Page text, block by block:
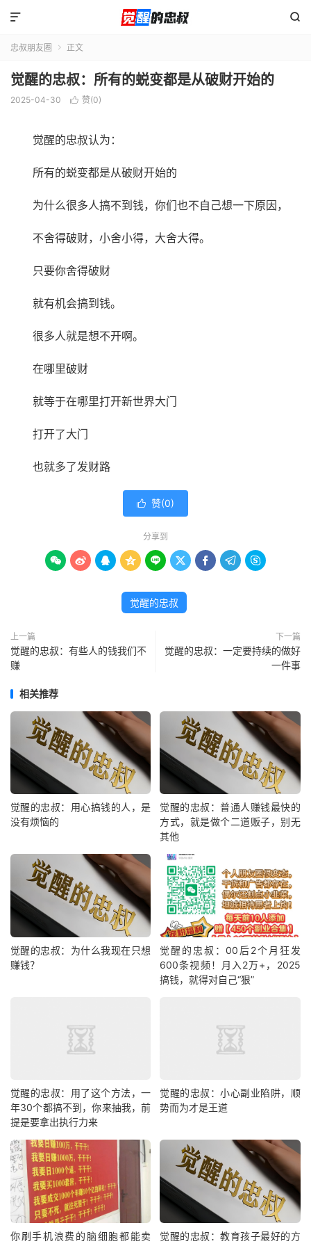


忠叔朋友圈  正文
觉醒的忠叔：所有的蜕变都是从破财开始的
2025-04-30  赞(0)
觉醒的忠叔认为：
所有的蜕变都是从破财开始的
为什么很多人搞不到钱，你们也不自己想一下原因，
不舍得破财，小舍小得，大舍大得。
只要你舍得破财
就有机会搞到钱。
很多人就是想不开啊。
在哪里破财
就等于在哪里打开新世界大门
打开了大门
也就多了发财路
 赞(0)
分享到
        
觉醒的忠叔
上一篇
觉醒的忠叔：有些人的钱我们不
赚
下一篇
觉醒的忠叔：一定要持续的做好
一件事
相关推荐
觉醒的忠叔：用心搞钱的人，是
没有烦恼的
觉醒的忠叔：普通人赚钱最快的
方式，就是做个二道贩子，别无
其他
觉醒的忠叔：为什么我现在只想
赚钱？
觉醒的忠叔：00后2个月狂发
600条视频！月入2万+，2025
搞钱，就得对自己“狠”
觉醒的忠叔：用了这个方法，一
年30个都搞不到，你来抽我，前
提是要拿出执行力来
觉醒的忠叔：小心副业陷阱，顺
势而为才是王道
你刷手机浪费的脑细胞都能卖
觉醒的忠叔：教育孩子最好的方